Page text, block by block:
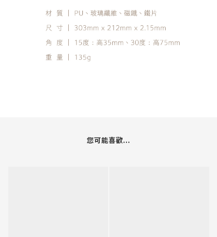
您可能喜歡...